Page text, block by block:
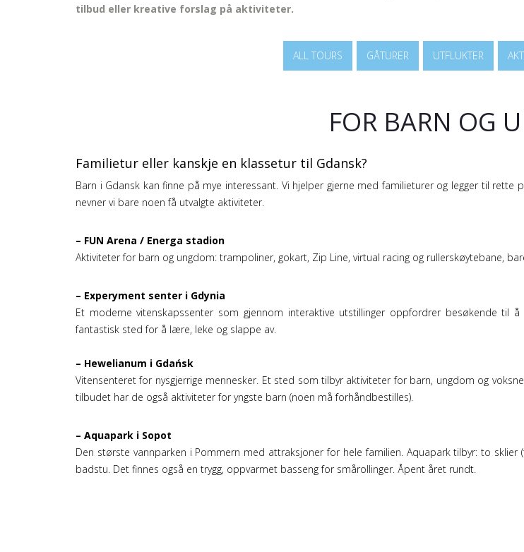
tilbud eller kreative forslag på aktiviteter.
ALL TOURS GÅTURER UTFLUKTER
FOR BARN OG
Familietur eller kanskje en klassetur til Gdansk?
Barn i Gdansk kan finne på mye interessant. Vi hjelper gjerne med familieturer og legger til
nevner vi bare noen få utvalgte aktiviteter.
– FUN Arena / Energa stadion
Aktiviteter for barn og ungdom: trampoliner, gokart, Zip Line, virtual racing og rullerskøytebane,
– Experyment senter i Gdynia
Et moderne vitenskapssenter som gjennom interaktive utstillinger oppfordrer besøkende til
fantastisk sted for å lære, leke og slappe av.
– Hewelianum i Gdańsk
Vitensenteret for nysgjerrige mennesker. Et sted som tilbyr aktiviteter for barn, ungdom og
tilbudet har de også aktiviteter for yngste barn (noen må forhåndbestilles).
– Aquapark i Sopot
Den største vannparken i Pommern med attraksjoner for hele familien. Aquapark tilbyr: to sklier
badstu. Det finnes også en trygg, oppvarmet basseng for smårollinger. Åpent året rundt.